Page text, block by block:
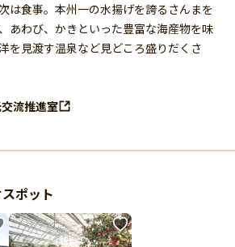
は食事。本州一の水揚げを誇るさんまを
あわび、かきといった豊富な海産物を味
を見渡す温泉など見どころ盛りだくさ
流推進室
ポット